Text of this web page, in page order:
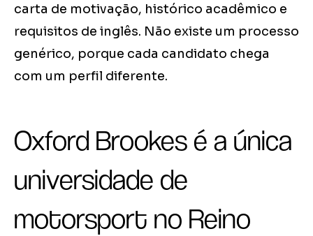
carta de motivação, histórico acadêmico e
requisitos de inglês. Não existe um processo
genérico, porque cada candidato chega
com um perfil diferente.
Oxford Brookes é a única
universidade de
motorsport no Reino